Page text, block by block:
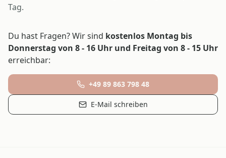
Tag.
Du hast Fragen? Wir sind kostenlos Montag bis
Donnerstag von 8 - 16 Uhr und Freitag von 8 - 15 Uhr
erreichbar:
+49 89 863 798 48
E-Mail schreiben